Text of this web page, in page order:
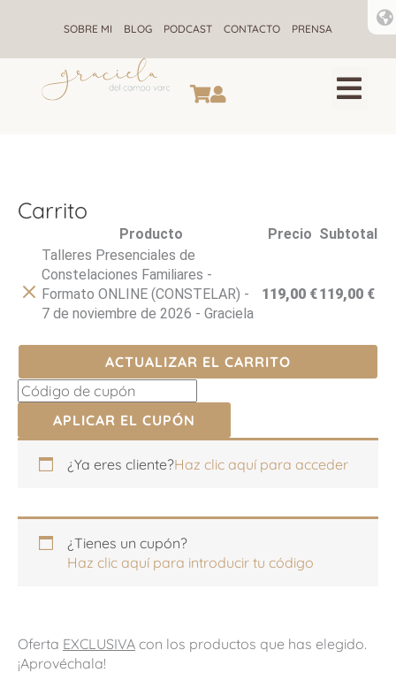
SOBRE MI BLOG PODCAST CONTACTO PRENSA
Carrito
artículo
Producto Precio Subtotal
Talleres Presenciales de
Constelaciones Familiares -
Formato ONLINE (CONSTELAR) -
7 de noviembre de 2026 - Graciela
119,00 €119,00 €
ACTUALIZAR EL CARRITO
APLICAR EL CUPÓN
¿Ya eres cliente?Haz clic aquí para acceder
¿Tienes un cupón?
Haz clic aquí para introducir tu código
Oferta EXCLUSIVA con los productos que has elegido.
¡Aprovéchala!
habitación,